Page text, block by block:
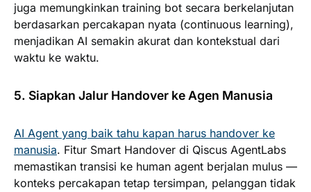
juga memungkinkan training bot secara berkelanjutan
berdasarkan percakapan nyata (continuous learning),
menjadikan AI semakin akurat dan kontekstual dari
waktu ke waktu.
5. Siapkan Jalur Handover ke Agen Manusia
AI Agent yang baik tahu kapan harus handover ke
manusia. Fitur Smart Handover di Qiscus AgentLabs
memastikan transisi ke human agent berjalan mulus —
konteks percakapan tetap tersimpan, pelanggan tidak